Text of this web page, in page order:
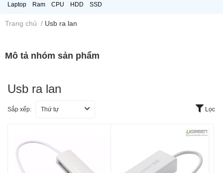
Laptop Ram CPU HDD SSD
Trang chủ / Usb ra lan
Mô tả nhóm sản phẩm
Usb ra lan
Sắp xếp: Thứ tự Lọc